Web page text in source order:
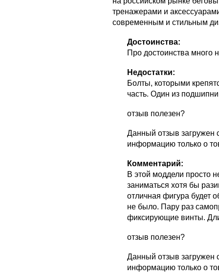
тренажерами и
современным и стильным
Достоинства:
Про достоинства много
Недостатки:
Болты, которыми
часть. Один из
отзыв полезен?
Данный отзыв загружен
информацию только о
Комментарий:
В этой моддели просто
заниматься хотя бы
отличная фигура будет
не было. Пару раз
фиксирующие винты.
отзыв полезен?
Данный отзыв загружен
информацию только о